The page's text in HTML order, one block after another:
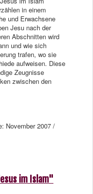
in einem
und Erwachsene
Jesu nach der
Abschnitten wird
und wie sich
trafen, wo sie
aufweisen. Diese
Zeugnisse
zwischen den
November 2007 /
im Islam"